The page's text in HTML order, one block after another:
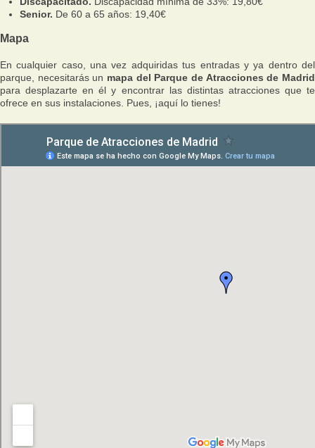
Senior. De 60 a 65 años: 19,40€
Mapa
En cualquier caso, una vez adquiridas tus entradas y ya dentro del
parque, necesitarás un mapa del Parque de Atracciones de Madrid
para desplazarte en él y encontrar las distintas atracciones que te
ofrece en sus instalaciones. Pues, ¡aquí lo tienes!